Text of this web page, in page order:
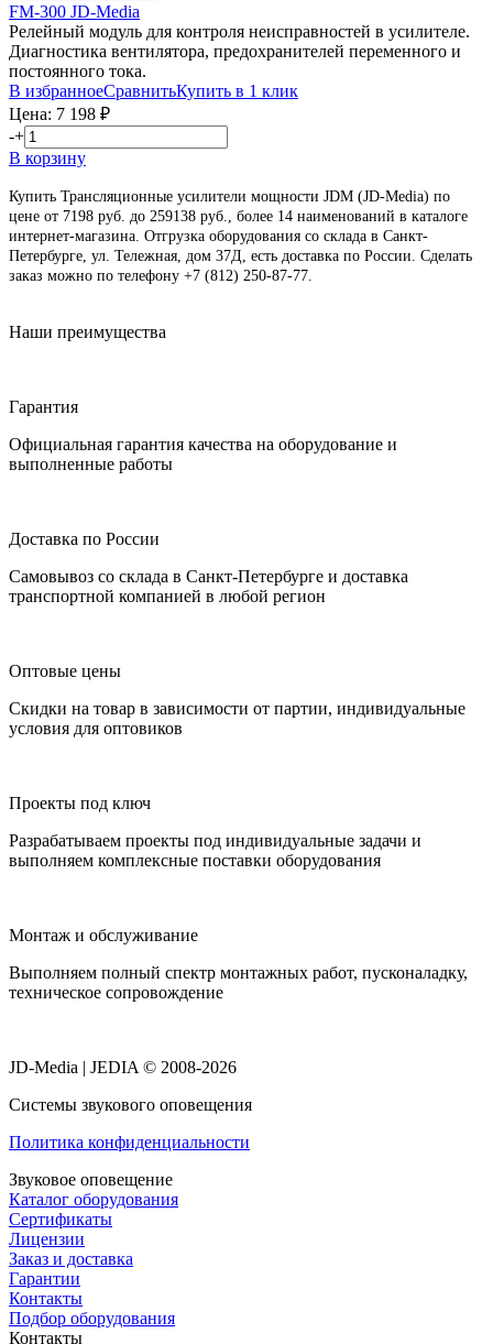
FM-300 JD-Media
Релейный модуль для контроля неисправностей в усилителе.
Диагностика вентилятора, предохранителей переменного и
постоянного тока.
В избранноеСравнитьКупить в 1 клик
Цена: 7 198 ₽
-+
В корзину
Купить Трансляционные усилители мощности JDM (JD-Media) по
цене от 7198 руб. до 259138 руб., более 14 наименований в каталоге
интернет-магазина. Отгрузка оборудования со склада в Санкт-
Петербурге, ул. Тележная, дом 37Д, есть доставка по России. Сделать
заказ можно по телефону +7 (812) 250-87-77
Наши преимущества
Гарантия
Официальная гарантия качества на оборудование и
выполненные работы
Доставка по России
Самовывоз со склада в Санкт-Петербурге и доставка
транспортной компанией в любой регион
Оптовые цены
Скидки на товар в зависимости от партии, индивидуальные
условия для оптовиков
Проекты под ключ
Разрабатываем проекты под индивидуальные задачи и
выполняем комплексные поставки оборудования
Монтаж и обслуживание
Выполняем полный спектр монтажных работ, пусконаладку,
техническое сопровождение
JD-Media | JEDIA © 2008-2026
Системы звукового оповещения
Политика конфиденциальности
Звуковое оповещение
Каталог оборудования
Сертификаты
Лицензии
Заказ и доставка
Гарантии
Контакты
Подбор оборудования
Контакты